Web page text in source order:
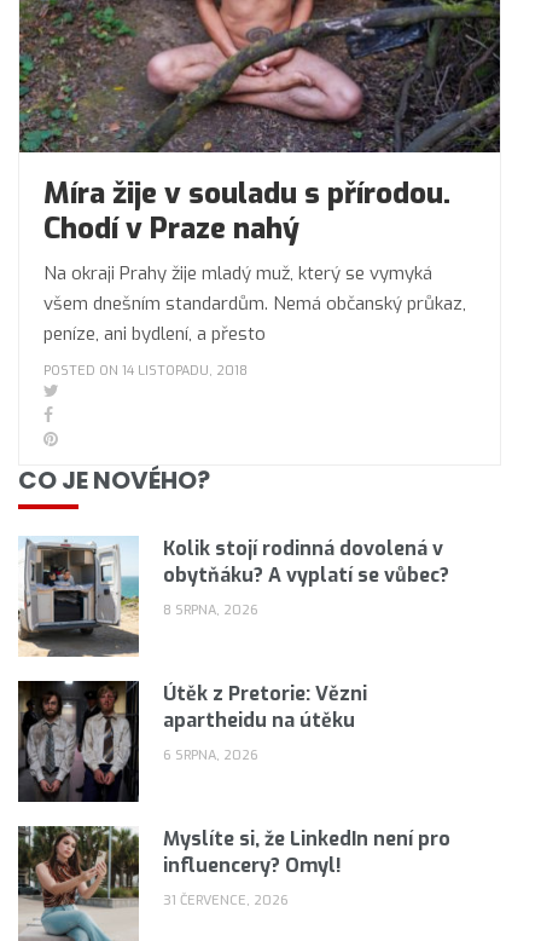
Míra žije v souladu s přírodou.
Chodí v Praze nahý
Na okraji Prahy žije mladý muž, který se vymyká
všem dnešním standardům. Nemá občanský průkaz,
peníze, ani bydlení, a přesto
POSTED ON 14 LISTOPADU, 2018
CO JE NOVÉHO?
Kolik stojí rodinná dovolená v
obytňáku? A vyplatí se vůbec?
8 SRPNA, 2026
Útěk z Pretorie: Vězni
apartheidu na útěku
6 SRPNA, 2026
Myslíte si, že LinkedIn není pro
influencery? Omyl!
31 ČERVENCE, 2026